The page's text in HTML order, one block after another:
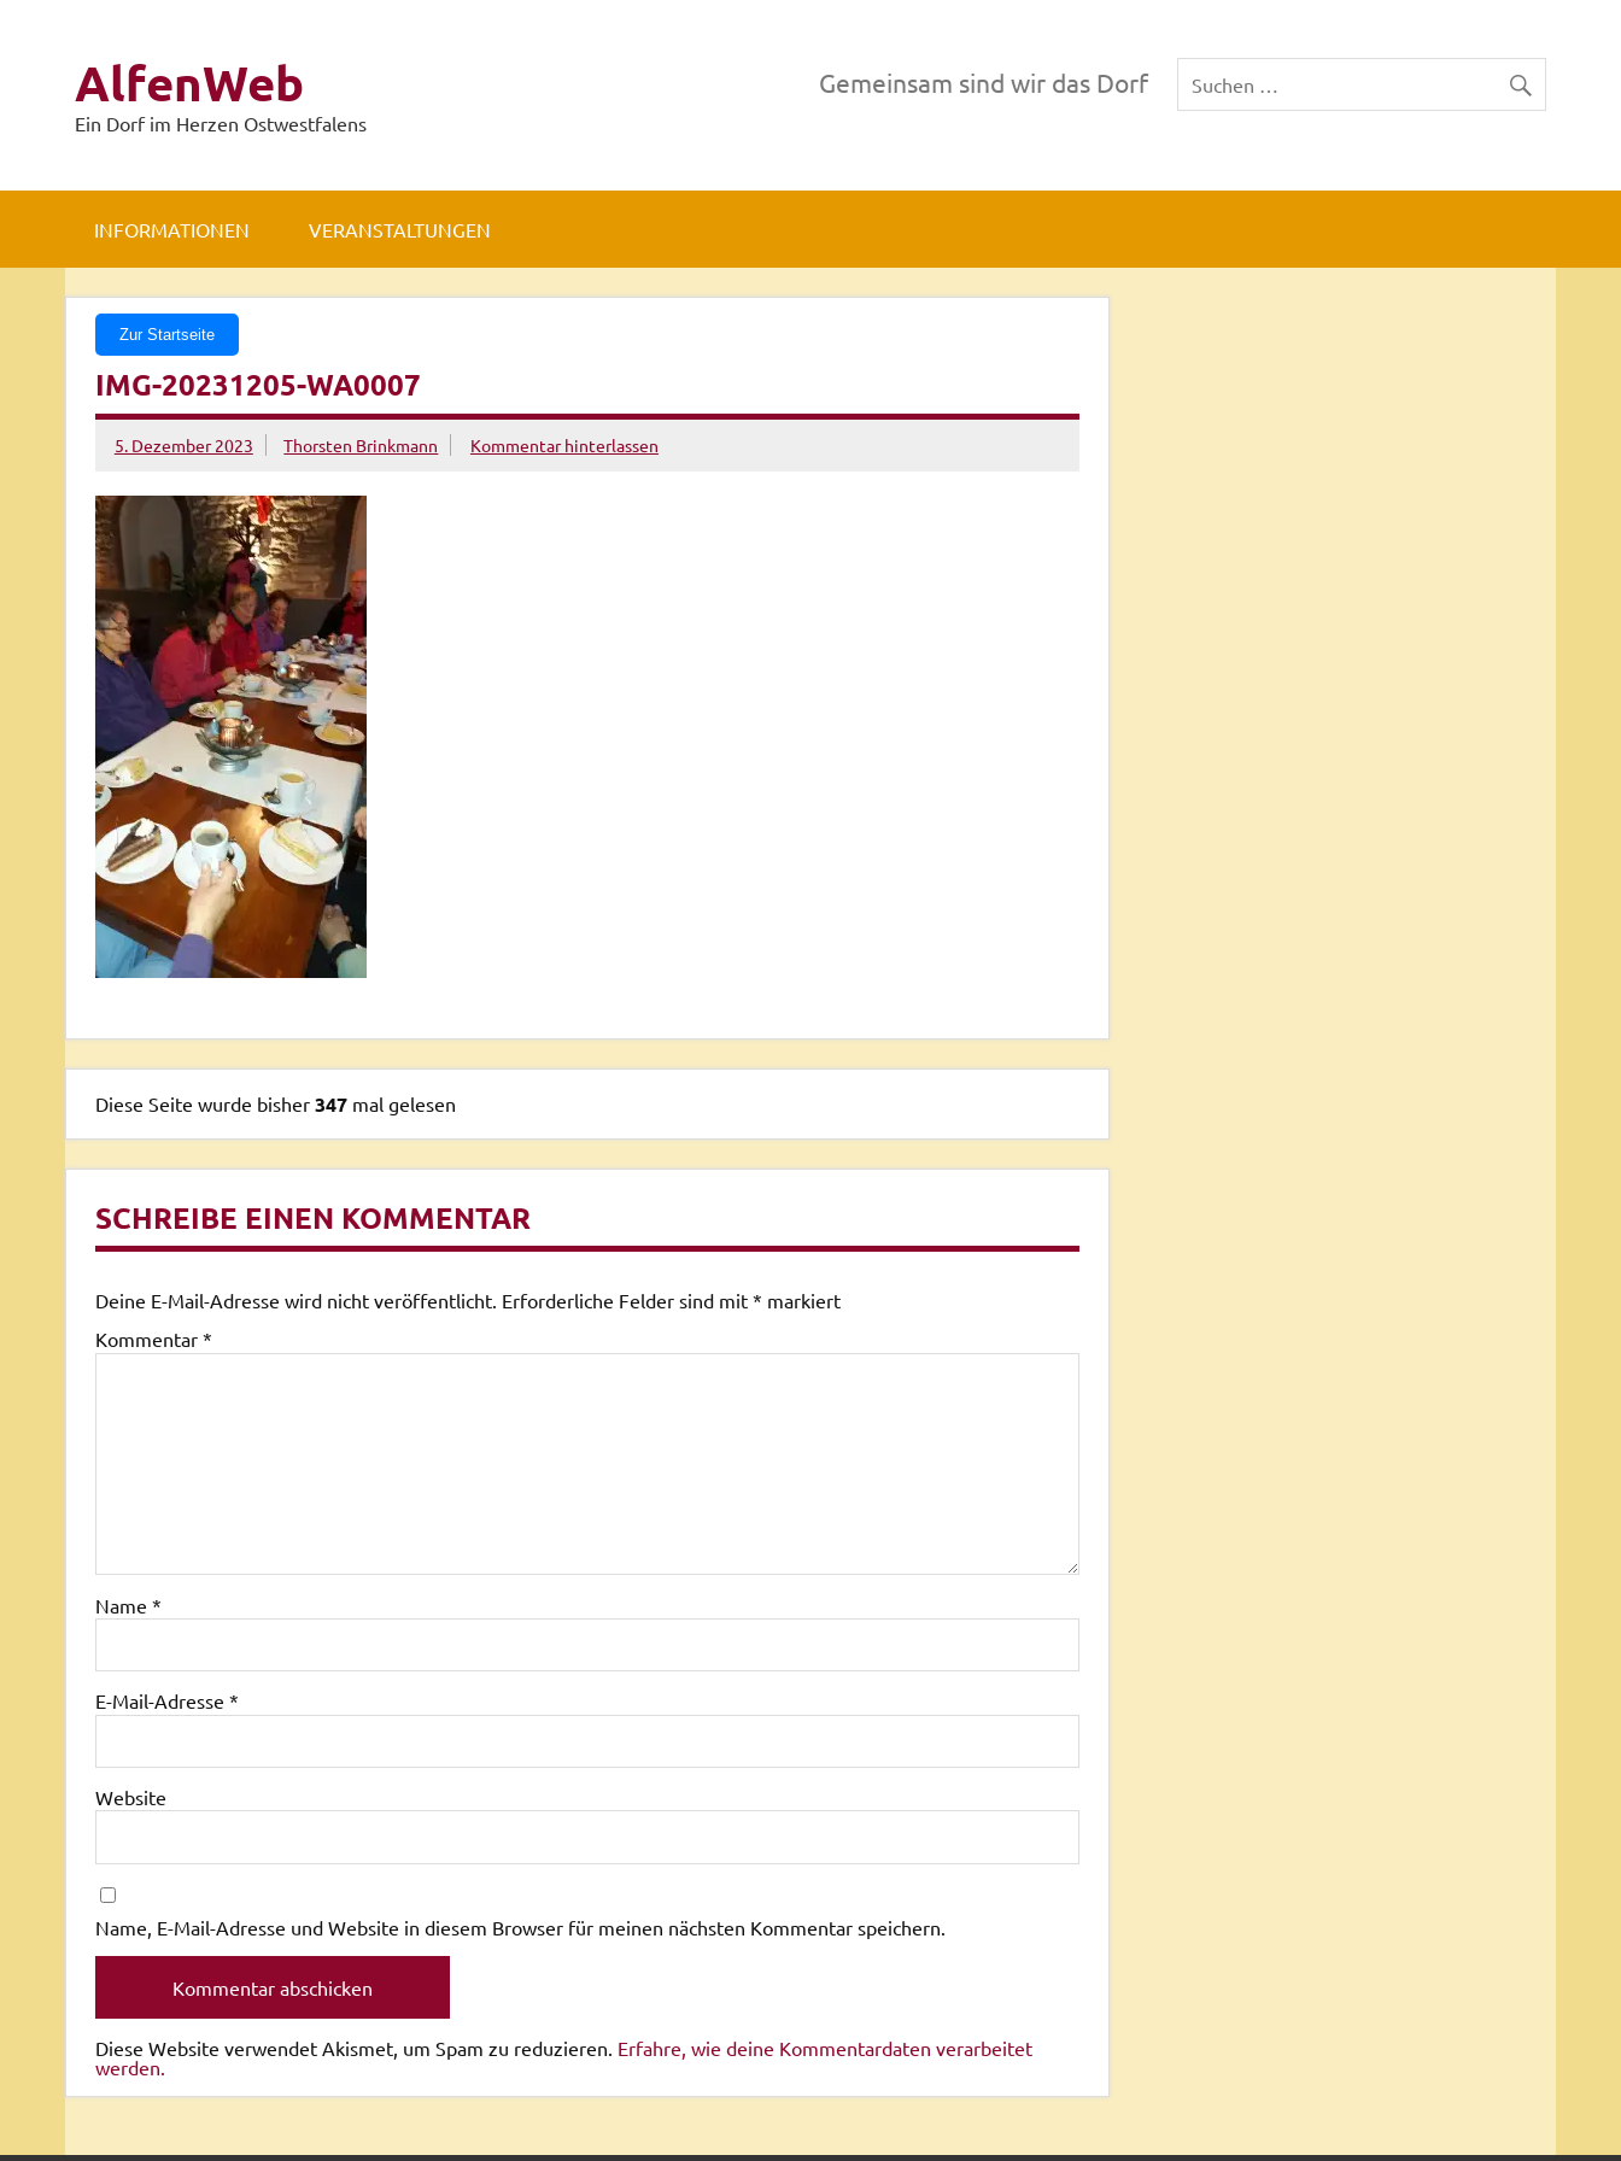
AlfenWeb
Ein Dorf im Herzen Ostwestfalens
Gemeinsam sind wir das Dorf
INFORMATIONEN VERANSTALTUNGEN
Zur Startseite
IMG-20231205-WA0007
5. Dezember 2023 Thorsten Brinkmann Kommentar hinterlassen
Diese Seite wurde bisher347 mal gelesen
SCHREIBE EINEN KOMMENTAR
Deine E-Mail-Adresse wird nicht veröffentlicht. Erforderliche Felder sind mit * markiert
Kommentar *
Name *
E-Mail-Adresse *
Website
Name, E-Mail-Adresse und Website in diesem Browser für meinen nächsten Kommentar speichern.
Diese Website verwendet Akismet, um Spam zu reduzieren. Erfahre, wie deine Kommentardaten verarbeitet
werden.